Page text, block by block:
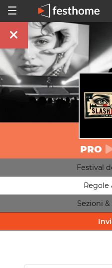
PRO
Festival
Regole
Sezioni &